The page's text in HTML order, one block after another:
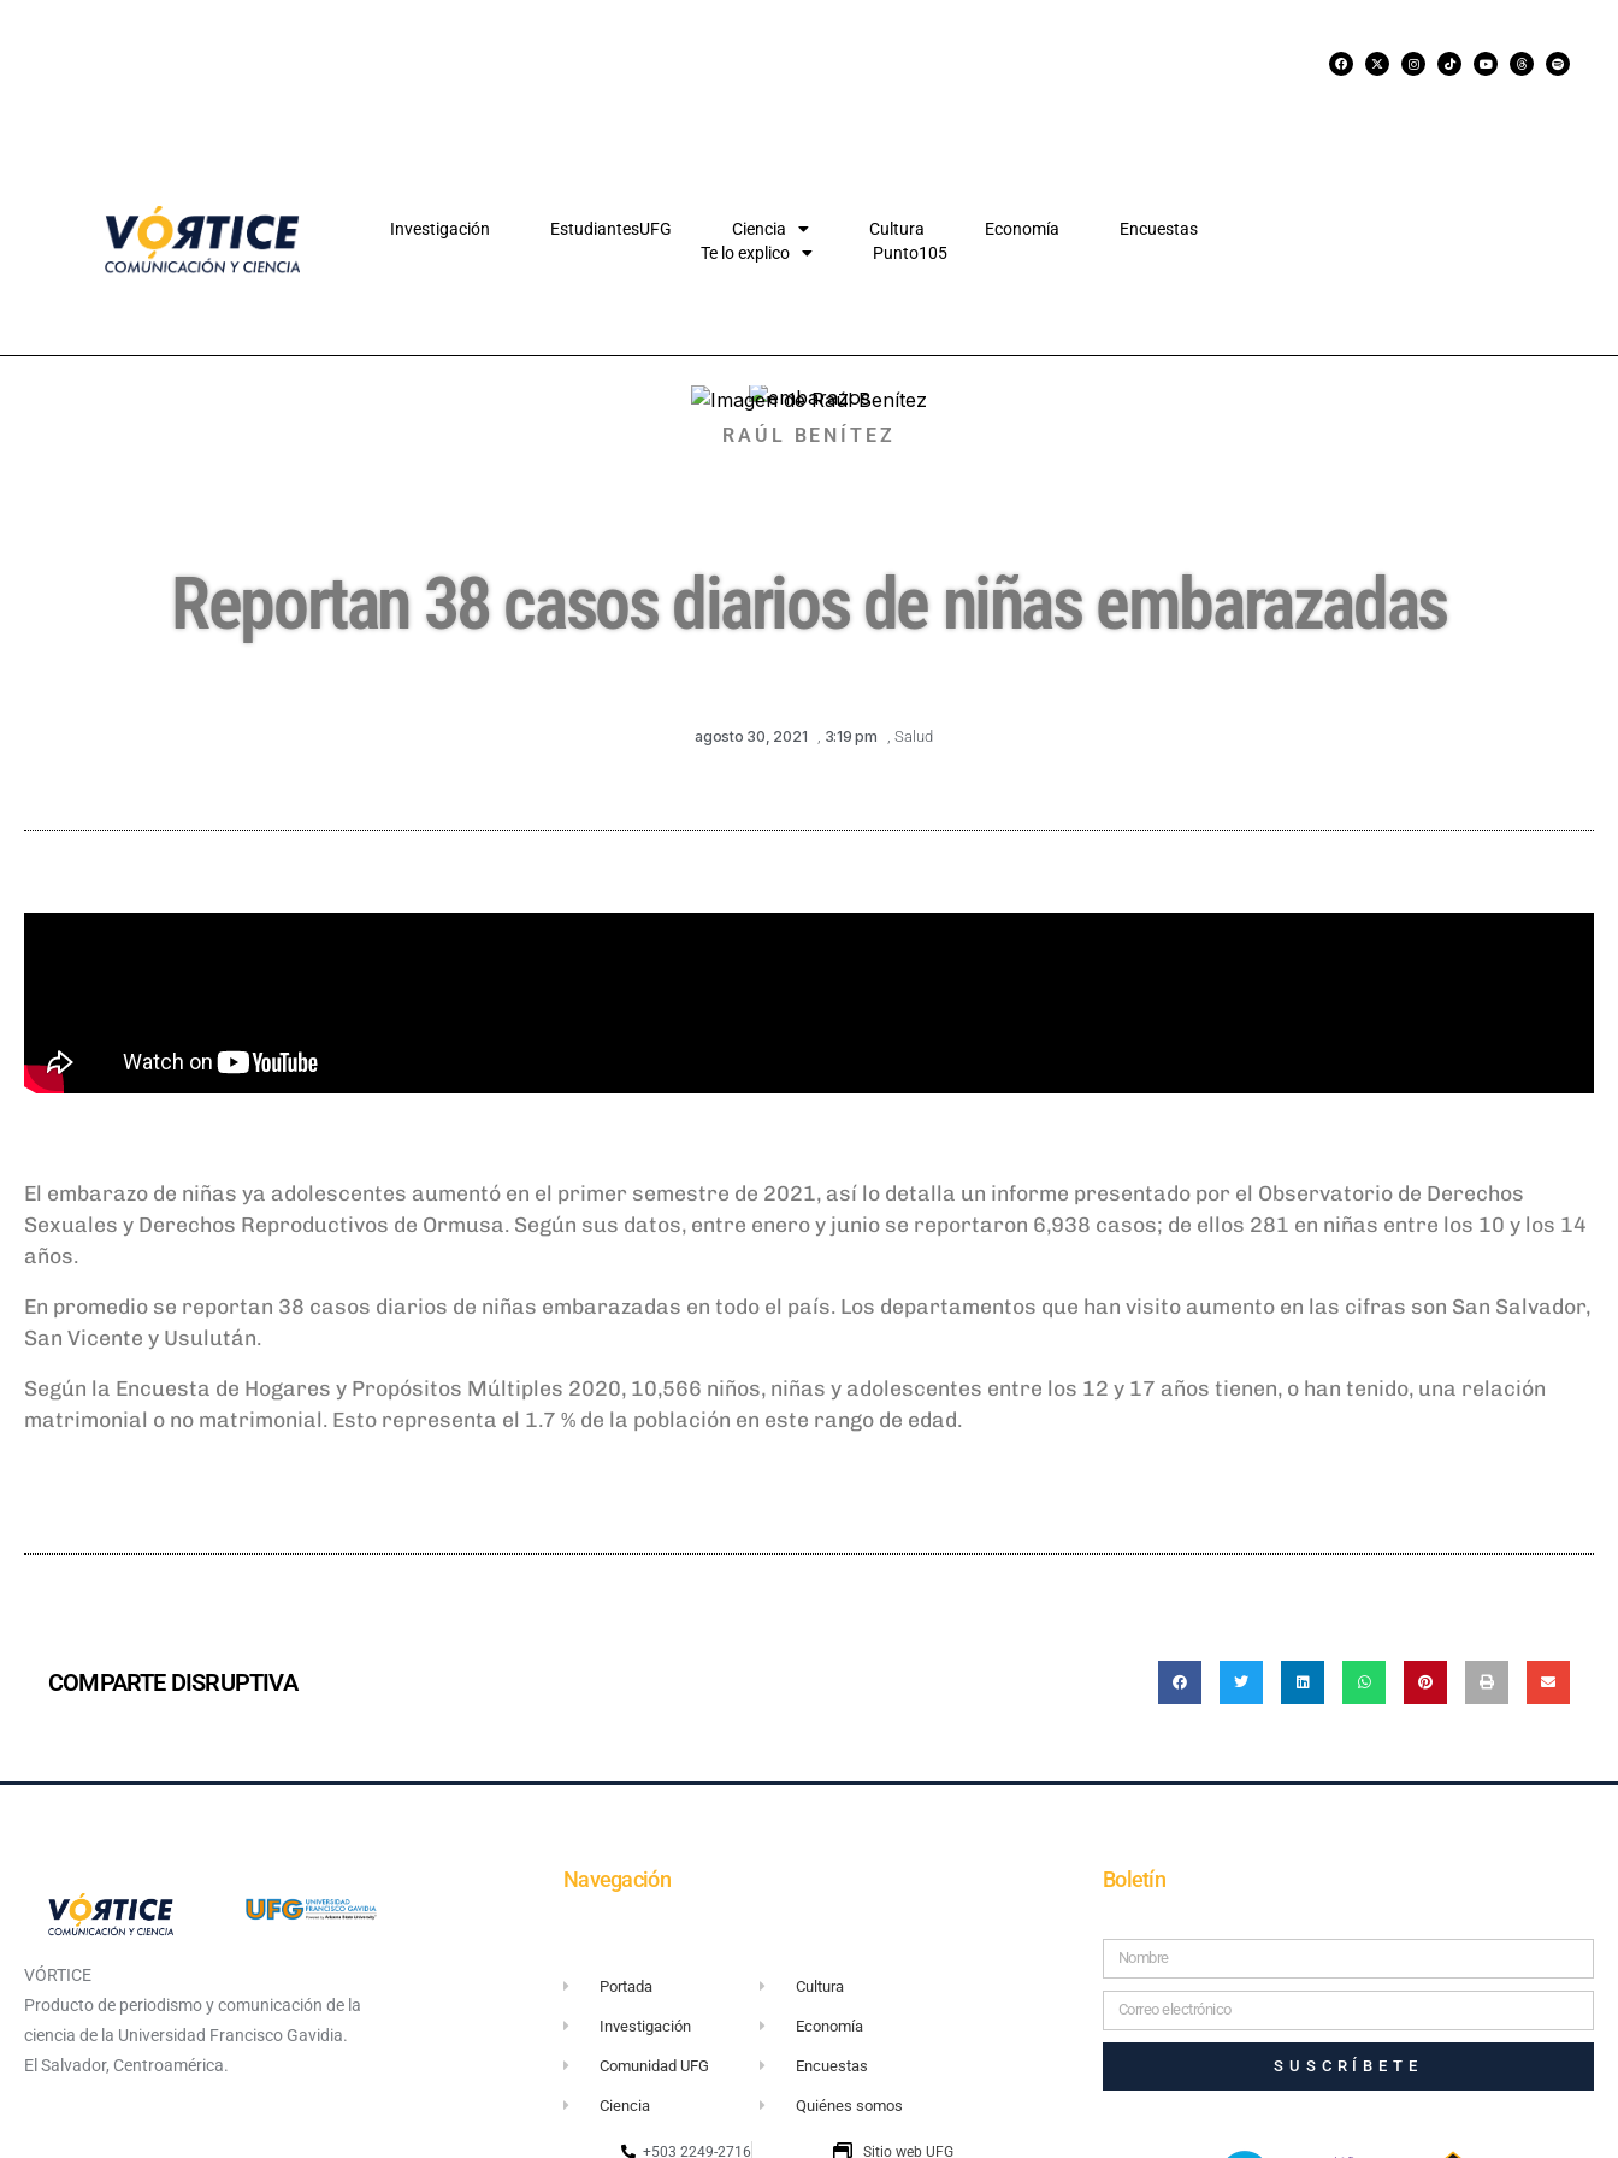
Investigación EstudiantesUFG Ciencia Cultura Economía
Encuestas
Te lo explico
Punto105
RAÚL BENÍTEZ
Reportan 38 casos diarios de niñas embarazadas
agosto 30, 2021 3:19 pm Salud
El embarazo de niñas ya adolescentes aumentó en el primer semestre de 2021, así lo detalla un informe presentado por el Observatorio de Derechos
Sexuales y Derechos Reproductivos de Ormusa. Según sus datos, entre enero y junio se reportaron 6,938 casos; de ellos 281 en niñas entre los 10 y los 14
años.
En promedio se reportan 38 casos diarios de niñas embarazadas en todo el país. Los departamentos que han visito aumento en las cifras son San Salvador,
San Vicente y Usulután.
Según la Encuesta de Hogares y Propósitos Múltiples 2020, 10,566 niños, niñas y adolescentes entre los 12 y 17 años tienen, o han tenido, una relación
matrimonial o no matrimonial. Esto representa el 1.7 % de la población en este rango de edad.
COMPARTE DISRUPTIVA
VÓRTICE
Producto de periodismo y comunicación de la
ciencia de la Universidad Francisco Gavidia.
El Salvador, Centroamérica.
Navegación
Portada
Investigación
Comunidad UFG
Ciencia
Cultura
Economía
Encuestas
Quiénes somos
+503 2249-2716 Sitio web UFG
Boletín
SUSCRÍBETE